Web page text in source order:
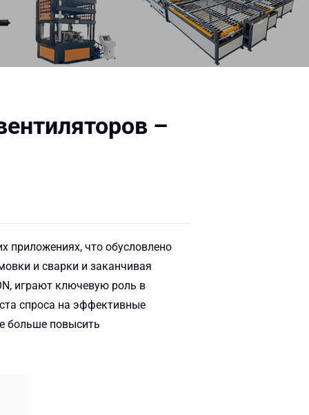
–
что обусловлено
и сварки и заканчивая
играют ключевую роль в
спроса на эффективные
больше повысить